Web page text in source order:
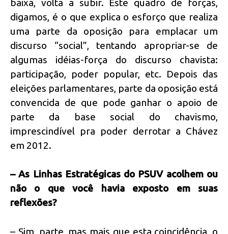
baixa, volta a subir. Este quadro de forças,
digamos, é o que explica o esforço que realiza
uma parte da oposição para emplacar um
discurso “social”, tentando apropriar-se de
algumas idéias-força do discurso chavista:
participação, poder popular, etc. Depois das
eleições parlamentares, parte da oposição está
convencida de que pode ganhar o apoio de
parte da base social do chavismo,
imprescindível pra poder derrotar a Chávez
em 2012.
– As Linhas Estratégicas do PSUV acolhem ou
não o que você havia exposto em suas
reflexões?
– Sim, parte, mas mais que esta coincidência, o